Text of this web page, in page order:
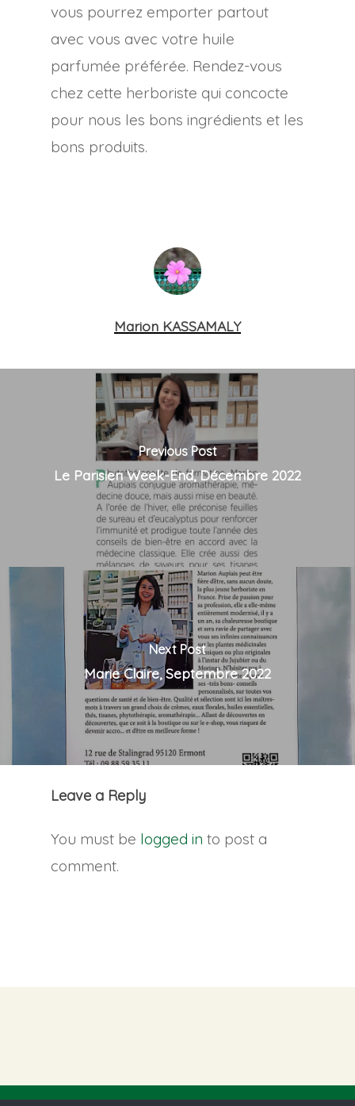
vous pourrez emporter partout
avec vous avec votre huile
parfumée préférée. Rendez-vous
chez cette herboriste qui concocte
pour nous les bons ingrédients et les
bons produits.
Marion KASSAMALY
Previous Post
Le Parisien Week-End, Décembre 2022
Next Post
Marie Claire, Septembre 2022
Leave a Reply
You must be logged in to post a
comment.